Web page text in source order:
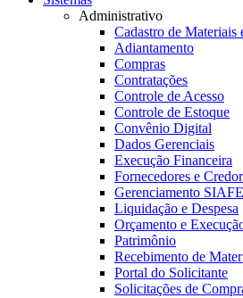
Administrativo
Cadastro de Materiais
Adiantamento
Compras
Contratações
Controle de Acesso
Controle de Estoque
Convênio Digital
Dados Gerenciais
Execução Financeira
Fornecedores e
Gerenciamento
Liquidação e Despesa
Orçamento e
Patrimônio
Recebimento de
Portal do Solicitante
Solicitações de